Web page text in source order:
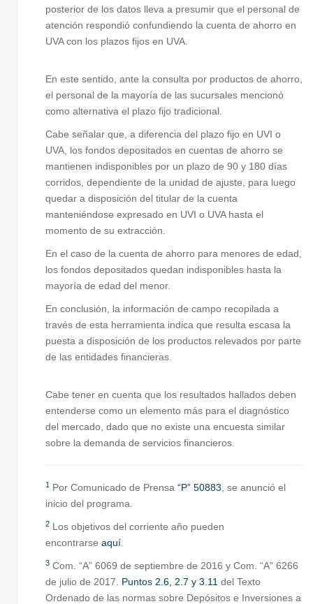
posterior de los datos lleva a presumir que el personal de
atención respondió confundiendo la cuenta de ahorro en
UVA con los plazos fijos en UVA.
En este sentido, ante la consulta por productos de ahorro,
el personal de la mayoría de las sucursales mencionó
como alternativa el plazo fijo tradicional.
Cabe señalar que, a diferencia del plazo fijo en UVI o
UVA, los fondos depositados en cuentas de ahorro se
mantienen indisponibles por un plazo de 90 y 180 días
corridos, dependiente de la unidad de ajuste, para luego
quedar a disposición del titular de la cuenta
manteniéndose expresado en UVI o UVA hasta el
momento de su extracción.
En el caso de la cuenta de ahorro para menores de edad,
los fondos depositados quedan indisponibles hasta la
mayoría de edad del menor.
En conclusión, la información de campo recopilada a
través de esta herramienta indica que resulta escasa la
puesta a disposición de los productos relevados por parte
de las entidades financieras.
Cabe tener en cuenta que los resultados hallados deben
entenderse como un elemento más para el diagnóstico
del mercado, dado que no existe una encuesta similar
sobre la demanda de servicios financieros.
1 Por Comunicado de Prensa “P” 50883 , se anunció el
inicio del programa.
2 Los objetivos del corriente año pueden
encontrarse aquí
3 Com. “A” 6069 de septiembre de 2016 y Com. “A” 6266
de julio de 2017. Puntos 2.6, 2.7 y 3.11 del Texto
Ordenado de las normas sobre Depósitos e Inversiones a